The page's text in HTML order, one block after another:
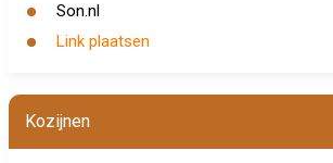
Son.nl
Link plaatsen
Kozijnen